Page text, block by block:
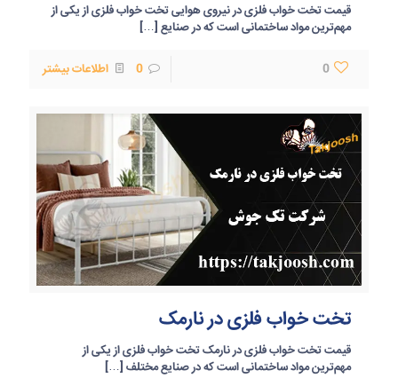
قیمت تخت خواب فلزی در نیروی هوایی تخت خواب فلزی از یکی از
مهم‌ترین مواد ساختمانی است که در صنایع […]
0
0 اطلاعات بیشتر
تخت خواب فلزی در نارمک
قیمت تخت خواب فلزی در نارمک تخت خواب فلزی از یکی از
مهم‌ترین مواد ساختمانی است که در صنایع مختلف […]